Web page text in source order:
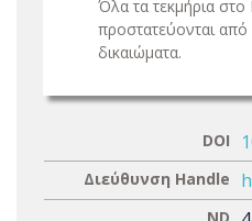
Όλα τα τεκμήρια
προστατεύονται από
δικαιώματα.
DOI
Διεύθυνση Handle